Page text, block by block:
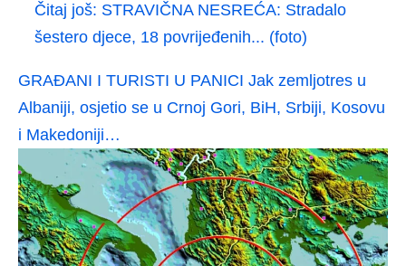
Čitaj još: STRAVIČNA NESREĆA: Stradalo
šestero djece, 18 povrijeđenih... (foto)
GRAĐANI I TURISTI U PANICI Jak zemljotres u
Albaniji, osjetio se u Crnoj Gori, BiH, Srbiji, Kosovu
i Makedoniji…